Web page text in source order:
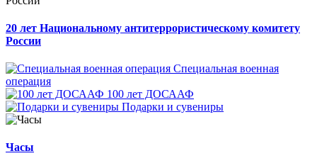
20 лет Национальному антитеррористическому комитету
России
Специальная военная
операция
100 лет ДОСААФ
Подарки и сувениры
Часы